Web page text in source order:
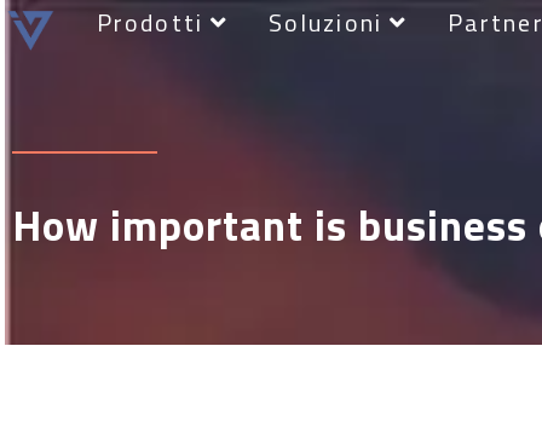
Prodotti Soluzioni Partner
How important is